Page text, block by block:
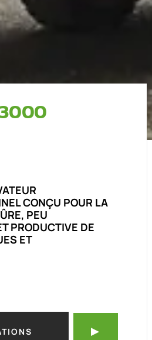
CONÇU POUR LA
PEU
PRODUCTIVE DE
ET